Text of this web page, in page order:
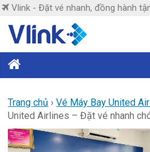
Skip
content
Vlink - Đặt vé nhanh, đồng hành
Vlink
nhanh,
đồng
hành
tận
Trang chủ ›Vé Máy Bay United
United Airlines – Đặt vé nhanh